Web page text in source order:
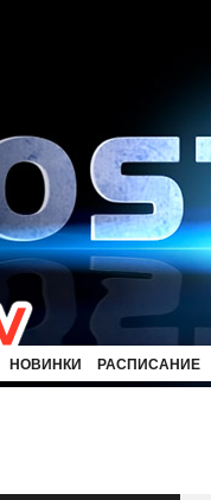
НОВИНКИ РАСПИСАНИЕ